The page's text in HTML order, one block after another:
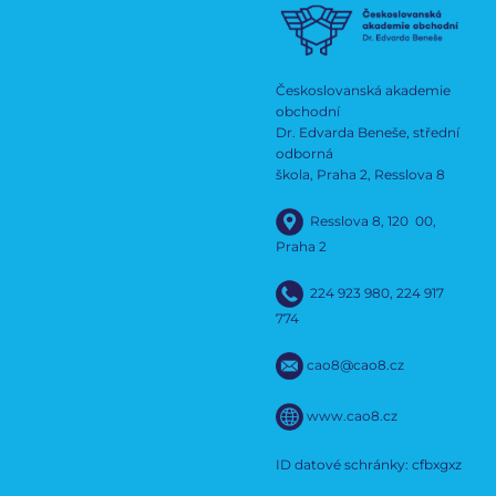
Českoslovanská akademie
obchodní
Dr. Edvarda Beneše, střední
odborná
škola, Praha 2, Resslova 8
Resslova 8, 120 00,
Praha 2
224 923 980 ,224 917
774
cao8@cao8.cz
www.cao8.cz
ID datové schránky: cfbxgxz